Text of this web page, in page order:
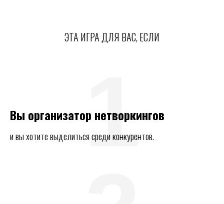
ЭТА ИГРА ДЛЯ ВАС, ЕСЛИ
Вы организатор нетворкингов
и вы хотите выделиться среди конкурентов.
1